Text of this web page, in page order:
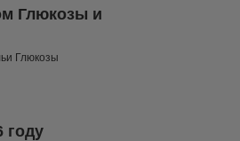
Глюкозы и
Глюкозы
году